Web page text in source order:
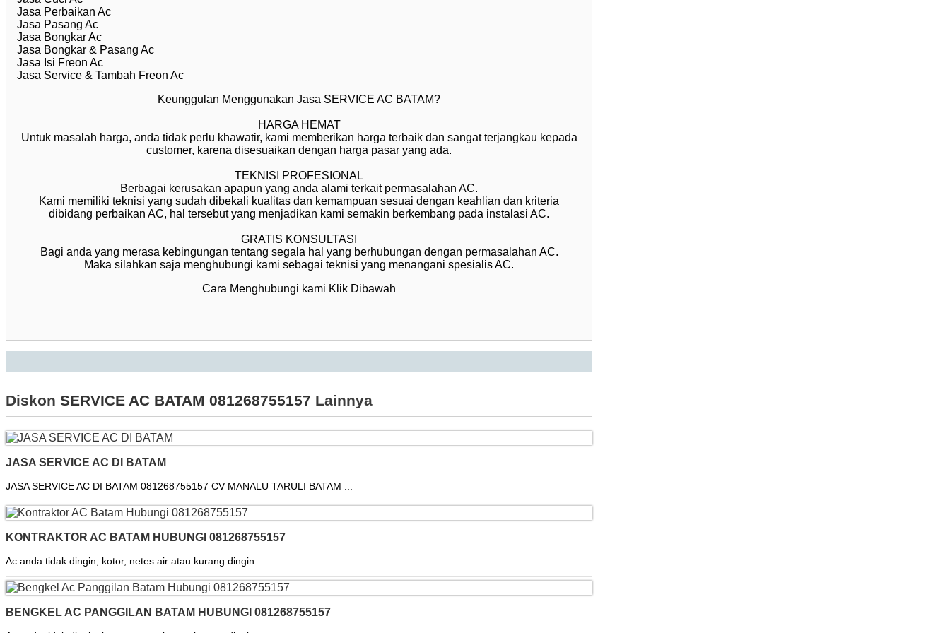
Jasa Perbaikan Ac
Jasa Pasang Ac
Jasa Bongkar Ac
Jasa Bongkar & Pasang Ac
Jasa Isi Freon Ac
Jasa Service & Tambah Freon Ac
Keunggulan Menggunakan Jasa SERVICE AC BATAM?
HARGA HEMAT
Untuk masalah harga, anda tidak perlu khawatir, kami memberikan harga terbaik dan sangat terjangkau kepada
customer, karena disesuaikan dengan harga pasar yang ada.
TEKNISI PROFESIONAL
Berbagai kerusakan apapun yang anda alami terkait permasalahan AC.
Kami memiliki teknisi yang sudah dibekali kualitas dan kemampuan sesuai dengan keahlian dan kriteria
dibidang perbaikan AC, hal tersebut yang menjadikan kami semakin berkembang pada instalasi AC.
GRATIS KONSULTASI
Bagi anda yang merasa kebingungan tentang segala hal yang berhubungan dengan permasalahan AC.
Maka silahkan saja menghubungi kami sebagai teknisi yang menangani spesialis AC.
Cara Menghubungi kami Klik Dibawah
Diskon SERVICE AC BATAM 081268755157 Lainnya
JASA SERVICE AC DI BATAM
JASA SERVICE AC DI BATAM 081268755157 CV MANALU TARULI BATAM ...
KONTRAKTOR AC BATAM HUBUNGI 081268755157
Ac anda tidak dingin, kotor, netes air atau kurang dingin. ...
BENGKEL AC PANGGILAN BATAM HUBUNGI 081268755157